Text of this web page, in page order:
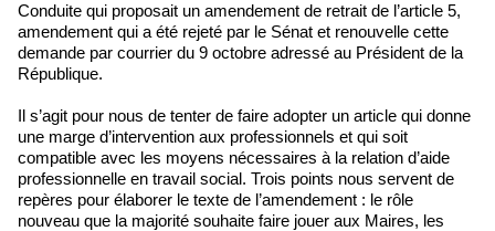
Conduite qui proposait un amendement de retrait de l’article 5,
amendement qui a été rejeté par le Sénat et renouvelle cette
demande par courrier du 9 octobre adressé au Président de la
République.
Il s’agit pour nous de tenter de faire adopter un article qui donne
une marge d’intervention aux professionnels et qui soit
compatible avec les moyens nécessaires à la relation d’aide
professionnelle en travail social. Trois points nous servent de
repères pour élaborer le texte de l’amendement : le rôle
nouveau que la majorité souhaite faire jouer aux Maires, les